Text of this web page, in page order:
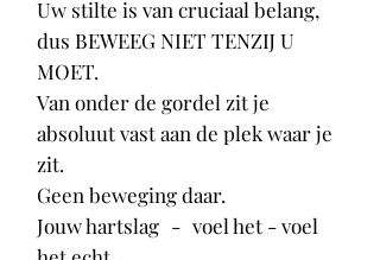
Uw stilte is van cruciaal belang,
dus BEWEEG NIET TENZIJ U
MOET.
Van onder de gordel zit je
absoluut vast aan de plek waar je
zit.
Geen beweging daar.
Jouw hartslag - voel het - voel